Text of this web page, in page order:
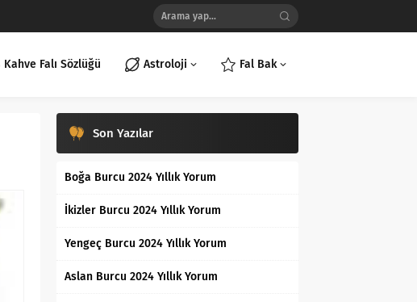
Kahve Falı Sözlüğü Astroloji Fal Bak
Son Yazılar
Boğa Burcu 2024 Yıllık Yorum
İkizler Burcu 2024 Yıllık Yorum
Yengeç Burcu 2024 Yıllık Yorum
Aslan Burcu 2024 Yıllık Yorum